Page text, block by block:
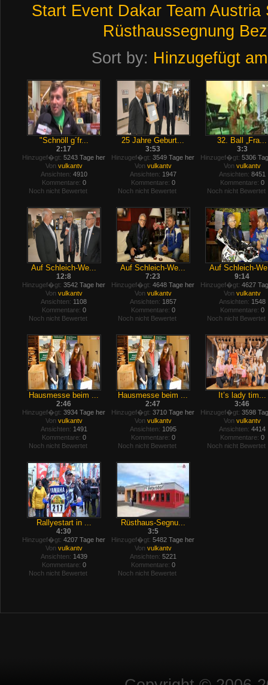
Start Event Dakar Team Austria
Rüsthaussegnung
Sort by: Hinzugefügt am
"Schnöll g´fr...
2:17
Hinzugef�gt: 5243 Tage her
Von vulkantv
Ansichten: 4910
Kommentare: 0
Noch nicht Bewertet
25 Jahre Geburt...
3:53
Hinzugef�gt: 3549 Tage her
Von vulkantv
Ansichten: 1947
Kommentare: 0
Noch nicht Bewertet
32. Ball „Fra...
3:3
Hinzugef�gt: 5306
Von vulkantv
Ansichten: 8451
Kommentare: 0
Noch nicht Bewertet
Auf Schleich-We...
12:8
Hinzugef�gt: 3542 Tage her
Von vulkantv
Ansichten: 1108
Kommentare: 0
Noch nicht Bewertet
Auf Schleich-We...
7:23
Hinzugef�gt: 4648 Tage her
Von vulkantv
Ansichten: 1857
Kommentare: 0
Noch nicht Bewertet
Auf Schleich-
9:14
Hinzugef�gt: 4627
Von vulkantv
Ansichten: 1548
Kommentare: 0
Noch nicht Bewertet
Hausmesse beim ...
2:46
Hinzugef�gt: 3934 Tage her
Von vulkantv
Ansichten: 1491
Kommentare: 0
Noch nicht Bewertet
Hausmesse beim ...
2:47
Hinzugef�gt: 3710 Tage her
Von vulkantv
Ansichten: 1095
Kommentare: 0
Noch nicht Bewertet
It’s lady tim...
3:46
Hinzugef�gt: 3598
Von vulkantv
Ansichten: 4414
Kommentare: 0
Noch nicht Bewertet
Rallyestart in ...
4:30
Hinzugef�gt: 4207 Tage her
Von vulkantv
Ansichten: 1439
Kommentare: 0
Noch nicht Bewertet
Rüsthaus-Segnu...
3:5
Hinzugef�gt: 5482 Tage her
Von vulkantv
Ansichten: 5221
Kommentare: 0
Noch nicht Bewertet